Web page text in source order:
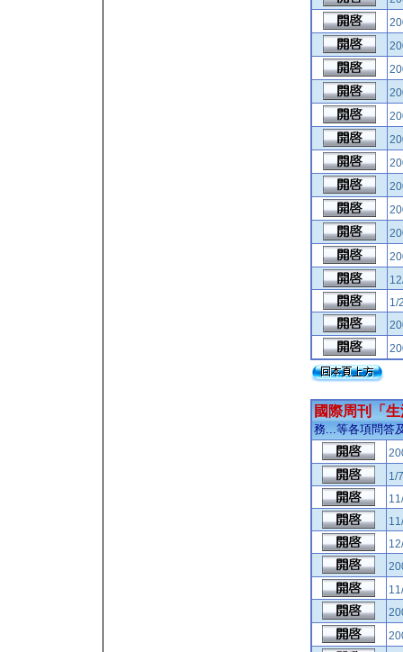
1/
國際周刊「
務...等各項問答
1/